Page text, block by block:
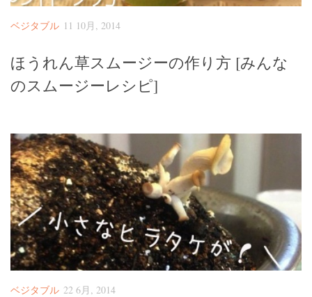
ベジタブル 11 10月, 2014
ほうれん草スムージーの作り方 [みんな
のスムージーレシピ]
ベジタブル 22 6月, 2014